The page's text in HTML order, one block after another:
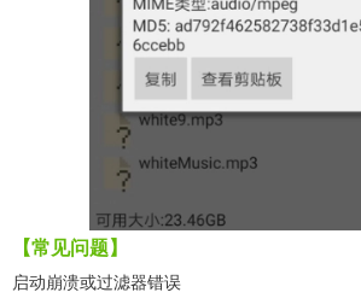
【常见问题】
启动崩溃或过滤器错误